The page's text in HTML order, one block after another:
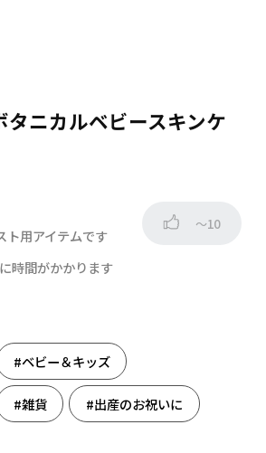
タニカルベビースキンケ
ト用アイテムです
～10
時間がかかります
#ベビー＆キッズ
#雑貨 #出産のお祝いに